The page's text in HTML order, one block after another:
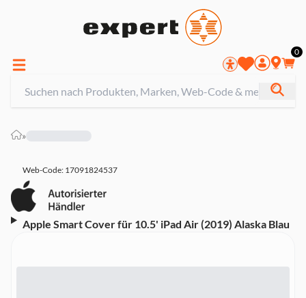
0
»
Web-Code: 17091824537
Apple Smart Cover für 10.5' iPad Air (2019) Alaska Blau